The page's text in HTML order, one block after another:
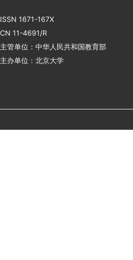
ISSN 1671-167X
CN 11-4691/R
主管单位：中华人民共和国教育部
主办单位：北京大学